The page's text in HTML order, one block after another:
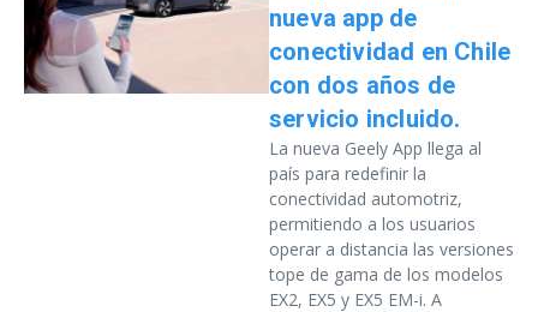
nueva app de
conectividad en Chile
con dos años de
servicio incluido.
La nueva Geely App llega al
país para redefinir la
conectividad automotriz,
permitiendo a los usuarios
operar a distancia las versiones
tope de gama de los modelos
EX2, EX5 y EX5 EM-i. A